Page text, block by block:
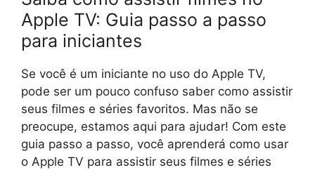
Apple TV: Guia passo a passo
para iniciantes
Se você é um iniciante no uso do Apple TV,
pode ser um pouco confuso saber como assistir
seus filmes e séries favoritos. Mas não se
preocupe, estamos aqui para ajudar! Com este
guia passo a passo, você aprenderá como usar
o Apple TV para assistir seus filmes e séries